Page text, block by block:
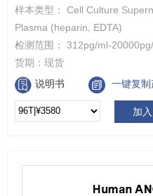
样本类型： Cell Culture
Plasma (heparin, EDTA)
检测范围： 312pg/ml-
货期： 现货
说明书
一键复
加